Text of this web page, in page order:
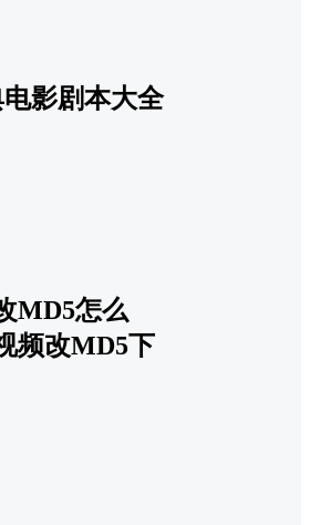
影剧本大全
MD5怎么
频改MD5下